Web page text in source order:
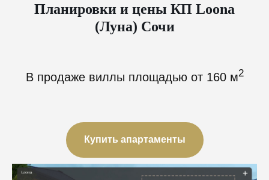
Планировки и цены КП Loona
(Луна) Сочи
В продаже виллы площадью от 160 м2
Купить апартаменты